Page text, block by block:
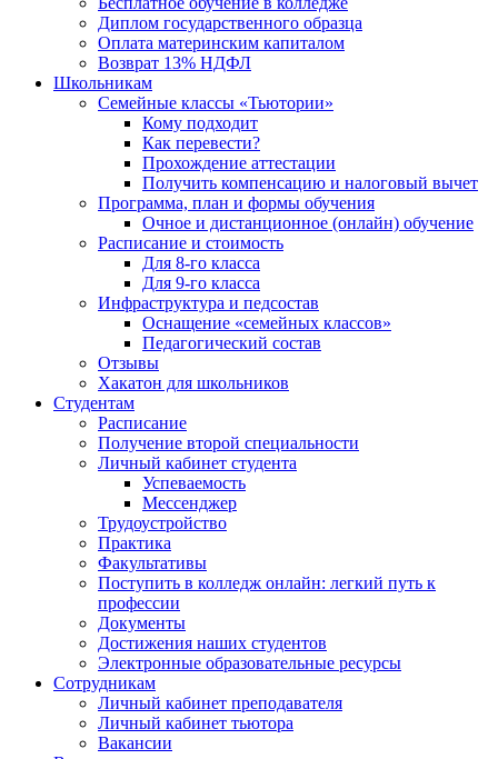
Диплом государственного образца
Оплата материнским капиталом
Возврат 13% НДФЛ
Школьникам
Семейные классы «Тьютории»
Кому подходит
Как перевести?
Прохождение аттестации
Получить компенсацию и налоговый вычет
Программа, план и формы обучения
Очное и дистанционное (онлайн) обучение
Расписание и стоимость
Для 8-го класса
Для 9-го класса
Инфраструктура и педсостав
Оснащение «семейных классов»
Педагогический состав
Отзывы
Хакатон для школьников
Студентам
Расписание
Получение второй специальности
Личный кабинет студента
Успеваемость
Мессенджер
Трудоустройство
Практика
Факультативы
Поступить в колледж онлайн: легкий путь к
профессии
Документы
Достижения наших студентов
Электронные образовательные ресурсы
Сотрудникам
Личный кабинет преподавателя
Личный кабинет тьютора
Вакансии